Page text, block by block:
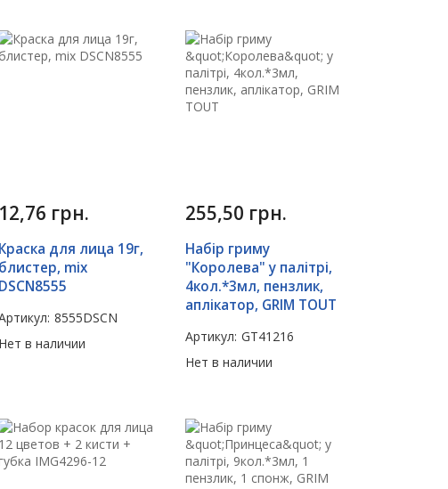
12,76 грн.
Краска для лица 19г,
блистер, mix
DSCN8555
8555DSCN
Нет в наличии
255,50 грн.
Набір гриму
"Королева" у палітрі,
4кол.*3мл, пензлик,
аплікатор, GRIM TOUT
Артикул: GT41216
Нет в наличии